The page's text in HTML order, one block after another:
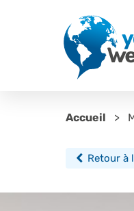
Accueil
Retour à